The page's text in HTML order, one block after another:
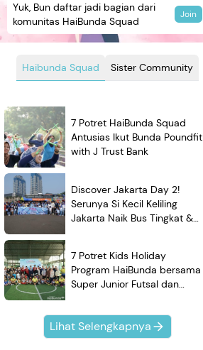
Haibunda Squad Sister Community
Yuk, Bun daftar jadi bagian dari
komunitas HaiBunda Squad
Join
7 Potret HaiBunda Squad
Antusias Ikut Bunda Poundfit
with J Trust Bank
Discover Jakarta Day 2!
Serunya Si Kecil Keliling
Jakarta Naik Bus Tingkat &
7 Potret Kids Holiday
Program HaiBunda bersama
Super Junior Futsal dan
Kompak Banget!
Lihat Selengkapnya